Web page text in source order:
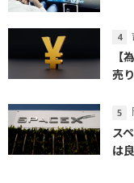
【
売
ス
は